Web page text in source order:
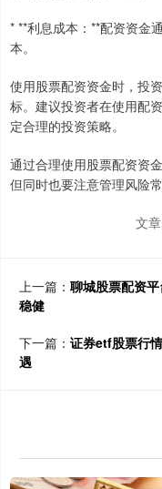
* **利息成本：**配资资金
本。
使用股票配资资金时，投
标。建议投资者在使用配
定合理的投资策略。
通过合理使用股票配资资
但同时也要注意管理风险
文
上一篇： 聊城股票配资
稳健
下一篇： 证券etf股票行
遇